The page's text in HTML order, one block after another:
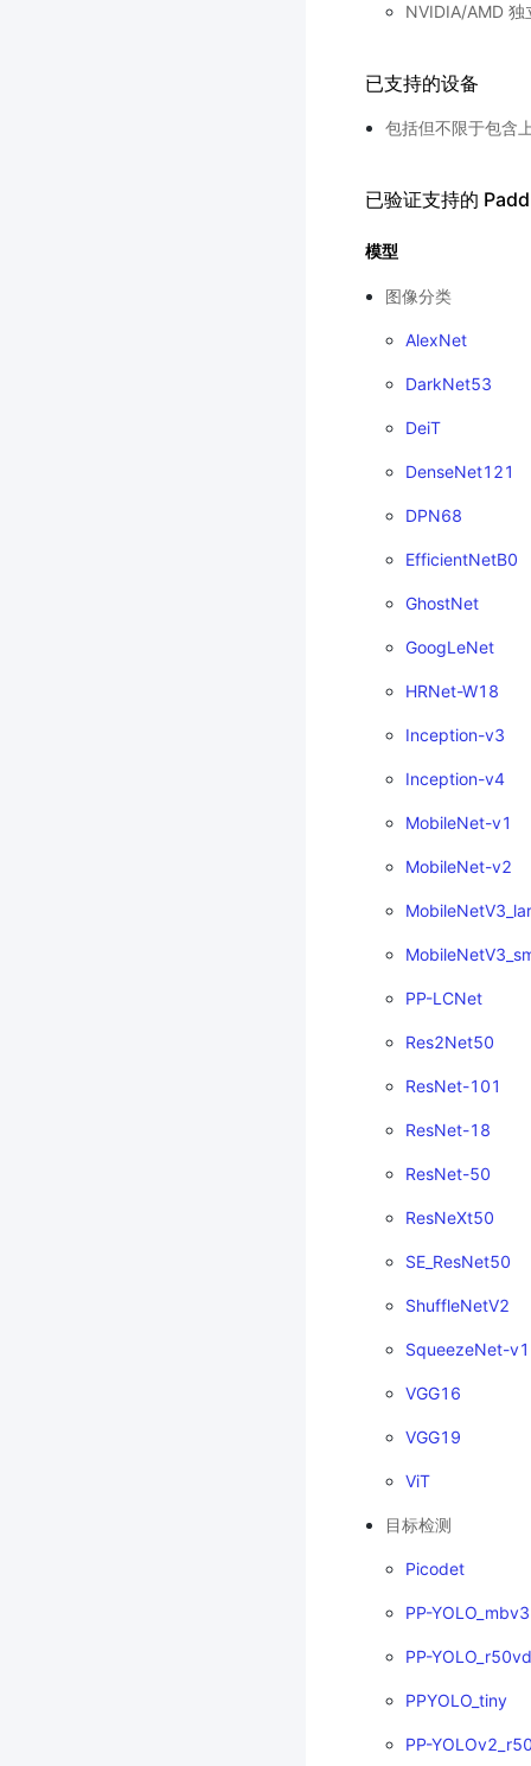
NVIDIA/AMD 独
已支持的设备
包括但不限于包含
已验证支持的
模型
图像分类
AlexNet
DarkNet53
DeiT
DenseNet121
DPN68
EfficientNetB0
GhostNet
GoogLeNet
HRNet-W18
Inception-v3
Inception-v4
MobileNet-v1
MobileNet-v2
PP-LCNet
Res2Net50
ResNet-101
ResNet-18
ResNet-50
ResNeXt50
SE_ResNet50
ShuffleNetV2
SqueezeNet-v1
VGG16
VGG19
ViT
目标检测
Picodet
PP-YOLO_mbv3
PP-
PPYOLO_tiny
PP-